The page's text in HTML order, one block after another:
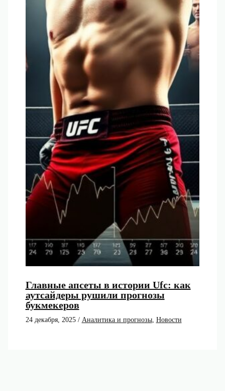
Главные апсеты в истории Ufc: как
аутсайдеры рушили прогнозы
букмекеров
24 декабря, 2025 / Аналитика и прогнозы, Новости